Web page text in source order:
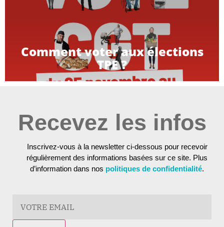
Comment voter aux élections
TPE ?
Recevez les infos
Inscrivez-vous à la newsletter ci-dessous pour recevoir
régulièrement des informations basées sur ce site. Plus
d’information dans nos politiques de confidentialité.